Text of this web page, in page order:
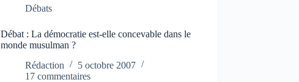
Débats
Débat : La démocratie est-elle concevable dans le
monde musulman ?
Rédaction
5 octobre 2007
17 commentaires